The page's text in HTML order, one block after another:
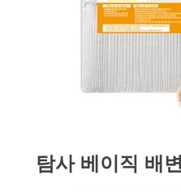
탐사 베이직 배